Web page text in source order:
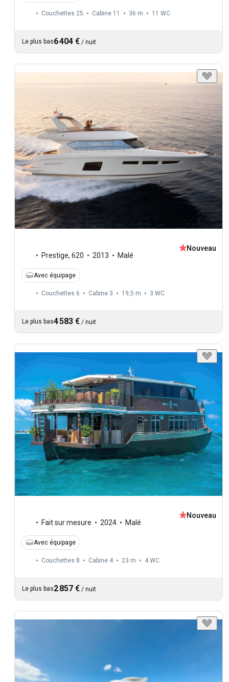
Couchettes 25 Cabine 11 36 m 11 WC
Le plus bas6 404 € / nuit
Prestige, 620 2013 Malé
Nouveau
Avec équipage
Couchettes 6 Cabine 3 19,5 m 3 WC
Le plus bas4 583 € / nuit
Fait sur mesure 2024 Malé
Nouveau
Avec équipage
Couchettes 8 Cabine 4 23 m 4 WC
Le plus bas2 857 € / nuit